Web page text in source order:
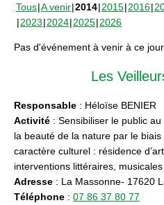
Tous A venir 2014 2015 2016
2023 2024 2025 2026
Pas d'événement à venir à ce jour.
Les
Responsable : Héloïse BENIER
Activité : Sensibiliser le public
la beauté de la nature par le
caractère culturel : résidence
interventions littéraires,
Adresse : La Massonne- 17620
Téléphone : 07 86 37 80 77